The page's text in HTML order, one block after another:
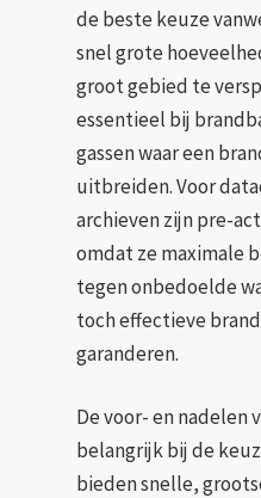
de beste keuze
snel grote
groot gebied te
essentieel bij
gassen waar een
uitbreiden. Voor
archieven zijn pre-
omdat ze maximale
tegen onbedoelde
toch effectieve
garanderen.
De voor- en nadelen
belangrijk bij de
bieden snelle,